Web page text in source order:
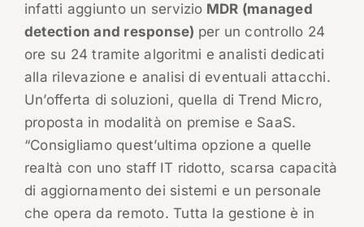
infatti aggiunto un servizio MDR (managed
detection and response) per un controllo 24
ore su 24 tramite algoritmi e analisti dedicati
alla rilevazione e analisi di eventuali attacchi.
Un’offerta di soluzioni, quella di Trend Micro,
proposta in modalità on premise e SaaS.
“Consigliamo quest’ultima opzione a quelle
realtà con uno staff IT ridotto, scarsa capacità
di aggiornamento dei sistemi e un personale
che opera da remoto. Tutta la gestione è in